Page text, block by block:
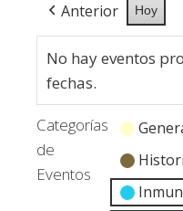
Anterior Hoy
No hay eventos
fechas.
Categorías
de
Eventos